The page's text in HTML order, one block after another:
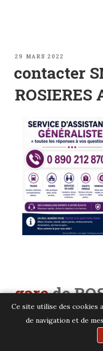
PUBLIÉ
29 MARS 2022
contacter
ROSIERES
garede
SALINES–
service
Ce site utilise des cookies
de navigation et de